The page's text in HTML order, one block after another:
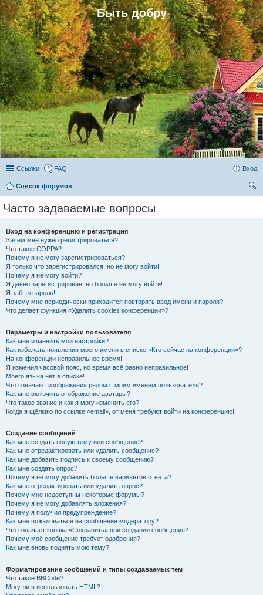
Быть добру
Ссылки FAQ Вход
Список форумов
Часто задаваемые вопросы
Вход на конференцию и регистрация
Зачем мне нужно регистрироваться?
Что такое COPPA?
Почему я не могу зарегистрироваться?
Я только что зарегистрировался, но не могу войти!
Почему я не могу войти?
Я давно зарегистрирован, но больше не могу войти!
Я забыл пароль!
Почему мне периодически приходится повторять ввод имени и пароля?
Что делает функция «Удалить cookies конференции»?
Параметры и настройки пользователя
Как мне изменить мои настройки?
Как избежать появления моего имени в списке «Кто сейчас на конференции»?
На конференции неправильное время!
Я изменил часовой пояс, но время всё равно неправильное!
Моего языка нет в списке!
Что означают изображения рядом с моим именем пользователя?
Как мне включить отображение аватары?
Что такое звание и как я могу изменить его?
Когда я щёлкаю по ссылке «email», от меня требуют войти на конференцию!
Создание сообщений
Как мне создать новую тему или сообщение?
Как мне отредактировать или удалить сообщение?
Как мне добавить подпись к своему сообщению?
Как мне создать опрос?
Почему я не могу добавить больше вариантов ответа?
Как мне отредактировать или удалить опрос?
Почему мне недоступны некоторые форумы?
Почему я не могу добавлять вложения?
Почему я получил предупреждение?
Как мне пожаловаться на сообщения модератору?
Что означает кнопка «Сохранить» при создании сообщения?
Почему моё сообщение требует одобрения?
Как мне вновь поднять мою тему?
Форматирование сообщений и типы создаваемых тем
Что такое BBCode?
Могу ли я использовать HTML?